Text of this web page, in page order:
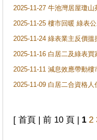
2025-11-27 牛池灣居屋瓊
2025-11-25 樓市回暖 綠表
2025-11-24 綠表業主反價
2025-11-16 白居二及綠表
2025-11-11 減息效應帶動
2025-11-09 白居二合資格
[ 首頁 | 前 10 頁 | 1 2